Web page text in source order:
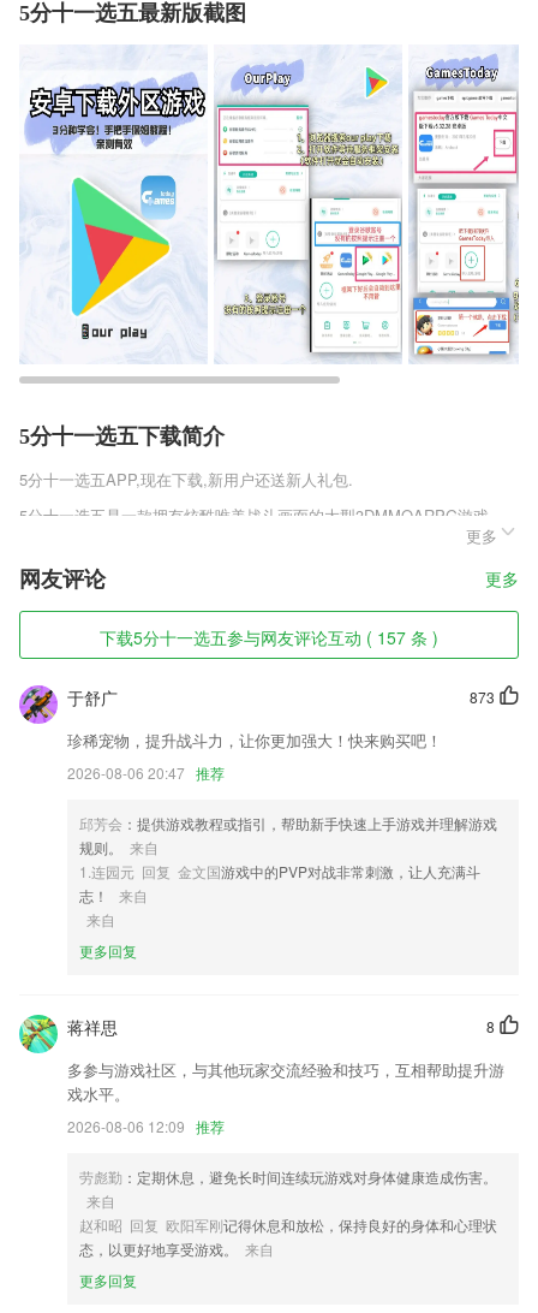
5分十一选五最新版截图
5分十一选五下载简介
5分十一选五APP,现在下载,新用户还送新人礼包.
5分十一选五是一款拥有炫酷唯美战斗画面的大型3DMMOARPG游戏，
你将在这个震撼无比的上古神界中自由交战，感受到热血澎湃的PVP竞
技玩法，还有最具特色的组队历练玩法，玩家之间还能自由交易装备和道
具等，保证每件物品都能合理利用，更有丰富的社交玩法结婚生子邂逅爱
情，喜欢长城官方手游官网正版v1.0.0.1这款游戏的玩家快与小伙伴们一
起来趣趣手游网下载体验吧。
1,一目了然的店铺信息内容，店铺基础信息中展示关联仪器、美容师以及
产品剩余使用次数内容；
2,一键收藏课程，我的课堂随时查找
4,可直接在平台上观看大型文化活动的直播现场；
5,更好的享受在线进行相册服务，用户实时了解各类最全信息
6,界面简洁直观、分类明晰，操作简便
5分十一选五软件优势
2.中文注音
3.海量儿童睡前故事，儿童故事大全，西游记，美人鱼公主，猴子警长探
案记，奇妙王国故事，斑点龙的蛋糕店，妙妙小公主，冰雪皇后，花木
兰，豌豆公主，儿童故事哄睡好帮手
息，供用户自行学习了解判定药材名称及真伪
5.新的一些绘画学习数据都可以给大家提供！
6.科学构建课程体系助力孩子全方位能力提升；
5分十一选五更新了什么?
更多
网友评论 更多
下载5分十一选五参与网友评论互动 ( 157 条 )
873
于舒广
珍稀宠物，提升战斗力，让你更加强大！快来购买吧！
2026-08-06 20:47 推荐
邱芳会 ：提供游戏教程或指引，帮助新手快速上手游戏并理解游戏
规则。
来自
1.连园元 回复 金文国游戏中的PVP对战非常刺激，让人充满斗
志！
来自
来自
更多回复
8
蒋祥思
多参与游戏社区，与其他玩家交流经验和技巧，互相帮助提升游
戏水平。
2026-08-06 12:09 推荐
劳彪勤 ：定期休息，避免长时间连续玩游戏对身体健康造成伤害。
来自
赵和昭 回复 欧阳军刚记得休息和放松，保持良好的身体和心理状
态，以更好地享受游戏。
来自
更多回复